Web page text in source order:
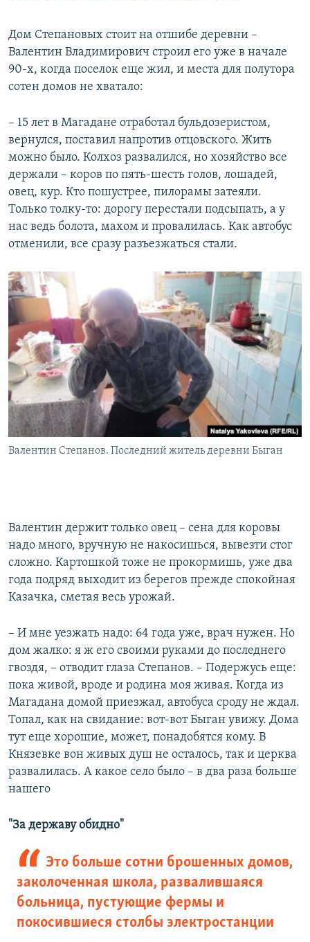
Дом Степановых стоит на отшибе деревни –
Валентин Владимирович строил его уже в начале
90-х, когда поселок еще жил, и места для полутора
сотен домов не хватало:
– 15 лет в Магадане отработал бульдозеристом,
вернулся, поставил напротив отцовского. Жить
можно было. Колхоз развалился, но хозяйство все
держали – коров по пять-шесть голов, лошадей,
овец, кур. Кто пошустрее, пилорамы затеяли.
Только толку-то: дорогу перестали подсыпать, а у
нас ведь болота, махом и провалилась. Как автобус
отменили, все сразу разъезжаться стали.
Валентин Степанов. Последний житель деревни Быган
Валентин держит только овец – сена для коровы
надо много, вручную не накосишься, вывезти стог
сложно. Картошкой тоже не прокормишь, уже два
года подряд выходит из берегов прежде спокойная
Казачка, сметая весь урожай.
– И мне уезжать надо: 64 года уже, врач нужен. Но
дом жалко: я ж его своими руками до последнего
гвоздя, – отводит глаза Степанов. – Подержусь еще:
пока живой, вроде и родина моя живая. Когда из
Магадана домой приезжал, автобуса сроду не ждал.
Топал, как на свидание: вот-вот Быган увижу. Дома
тут еще хорошие, может, понадобятся кому. В
Князевке вон живых душ не осталось, так и церква
развалилась. А какое село было – в два раза больше
нашего
"За державу обидно"
Это больше сотни брошенных домов,
заколоченная школа, развалившаяся
больница, пустующие фермы и
покосившиеся столбы электростанции